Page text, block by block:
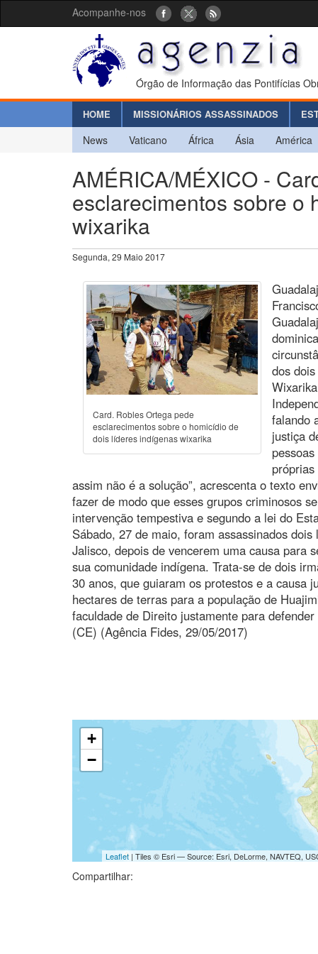
Acompanhe-nos
Órgão de Informação das Pontifícias
HOME MISSIONÁRIOS ASSASSINADOS
News Vaticano África Ásia América
AMÉRICA/MÉXICO -
esclarecimentos sobre o
wixarika
Segunda, 29 Maio 2017
Card. Robles Ortega pede
esclarecimentos sobre o homicídio de
dois líderes indígenas wixarika
dos
falando
justiça
assim não é a solução”, acrescenta o texto
fazer de modo que esses grupos criminosos
intervenção tempestiva e segundo a lei do
Sábado, 27 de maio, foram assassinados
Jalisco, depois de vencerem uma causa para
sua comunidade indígena. Trata-se de dois
30 anos, que guiaram os protestos e a causa
hectares de terras para a população de
faculdade de Direito justamente para
(CE) (Agência Fides, 29/05/2017)
+
−
Leaflet| Tiles © Esri — Source: Esri, DeLorme, NAVTEQ,
Compartilhar: